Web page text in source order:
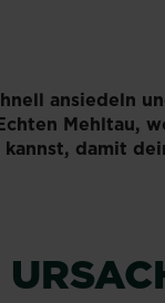
ansiedeln
Mehltau,
damit